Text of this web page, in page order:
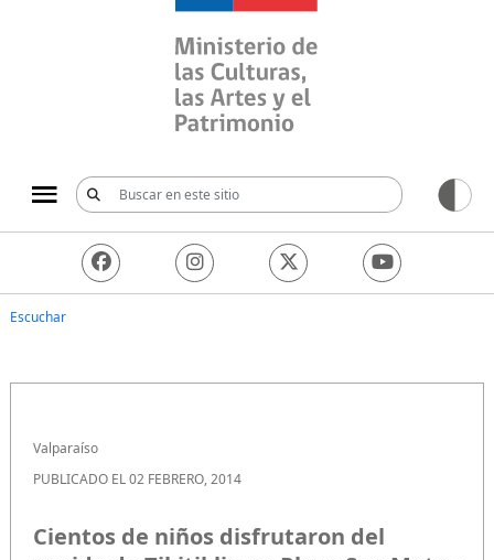
Ministerio de las
Escuchar
Valparaíso
PUBLICADO EL 02 FEBRERO, 2014
Cientos de niños disfrutaron del